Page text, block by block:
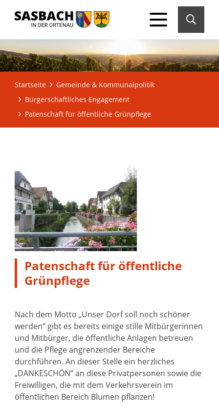
Startseite
Gemeinde & Kommunalpolitik
Bürgerschaftliches Engagement
Patenschaft für öffentliche Grünpflege
Patenschaft für öffentliche
Grünpflege
Nach dem Motto „Unser Dorf soll noch schöner
werden“ gibt es bereits einige stille Mitbürgerinnen
und Mitbürger, die öffentliche Anlagen betreuen
und die Pflege angrenzender Bereiche
durchführen. An dieser Stelle ein herzliches
„DANKESCHÖN“ an diese Privatpersonen sowie die
Freiwilligen, die mit dem Verkehrsverein im
öffentlichen Bereich Blumen pflanzen!